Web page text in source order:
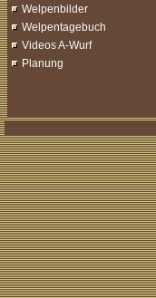
Welpenbilder
Welpentagebuch
Videos A-Wurf
Planung